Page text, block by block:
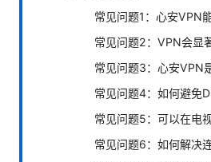
常见问题1：心安VPN
常见问题2：VPN会显
常见问题3：心安VPN
常见问题4：如何避免
常见问题5：可以在电
常见问题6：如何解决